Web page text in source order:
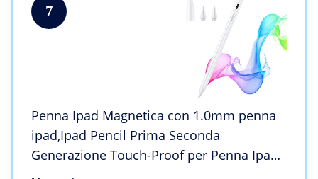
7
Penna Ipad Magnetica con 1.0mm penna
ipad,Ipad Pencil Prima Seconda
Generazione Touch-Proof per Penna Ipad
8/7/6, Ipad air 3/4, IPad Mini 5, Ipad Pro